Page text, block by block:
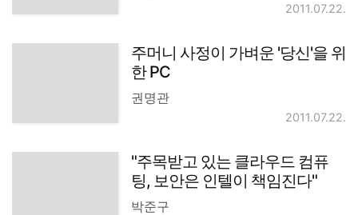
2011.07.22.
주머니 사정이 가벼운 '당신'을 위
한 PC
권명관
2011.07.22.
"주목받고 있는 클라우드 컴퓨
팅, 보안은 인텔이 책임진다"
박준구